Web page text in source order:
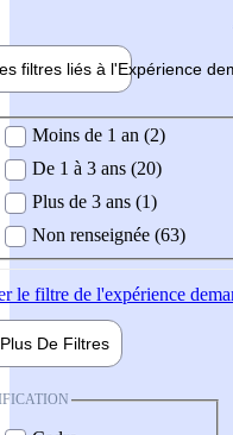
filtres liés à l'Expérience
demandée
Moins de 1 an (2)
De 1 à 3 ans (20)
Plus de 3 ans (1)
Non renseignée (63)
le filtre de l'expérience
Plus De Filtres